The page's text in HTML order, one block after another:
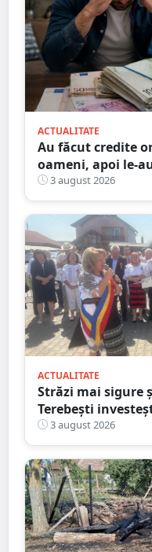
ACTUALITATE
Au făcut credite
oameni, apoi le-
sunt din...
3 august 2026
ACTUALITATE
Străzi mai sigure
Terebești
public
3 august 2026